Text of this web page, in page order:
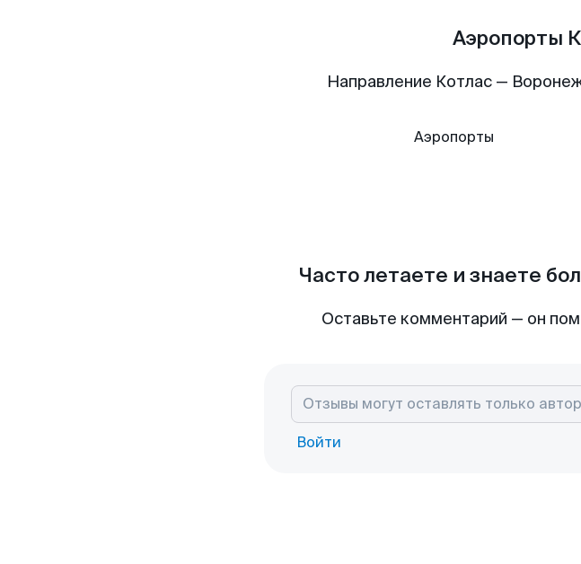
Аэропорты
Направление Котлас —
Аэропорты
Часто летаете и знаете
Оставьте комментарий — он
Войти